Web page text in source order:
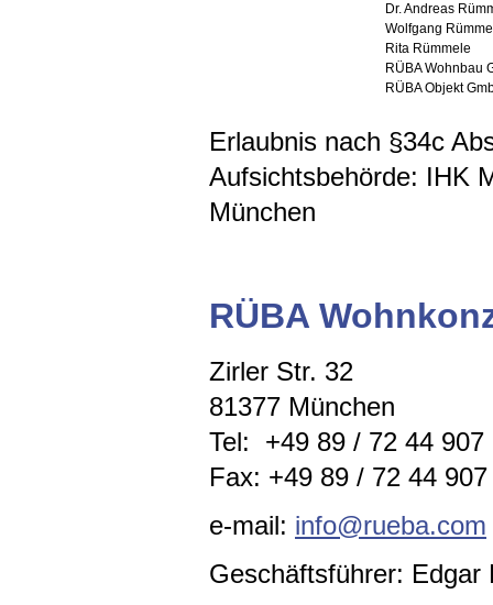
Dr. Andreas
Wolfgang
Rita Rümmele
RÜBA Wohnbau
RÜBA Objekt
Erlaubnis nach §34c
Aufsichtsbehörde: IHK
München
RÜBA
Zirler Str. 32
81377 München
Tel: +49 89 / 72 44
Fax: +49 89 / 72 44
e-mail: info@rueba.com
Geschäftsführer: Edgar